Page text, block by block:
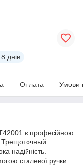
8 днів
Оплата Умови
є професійною
Трещоточный
надійність.
сталевої ручки.